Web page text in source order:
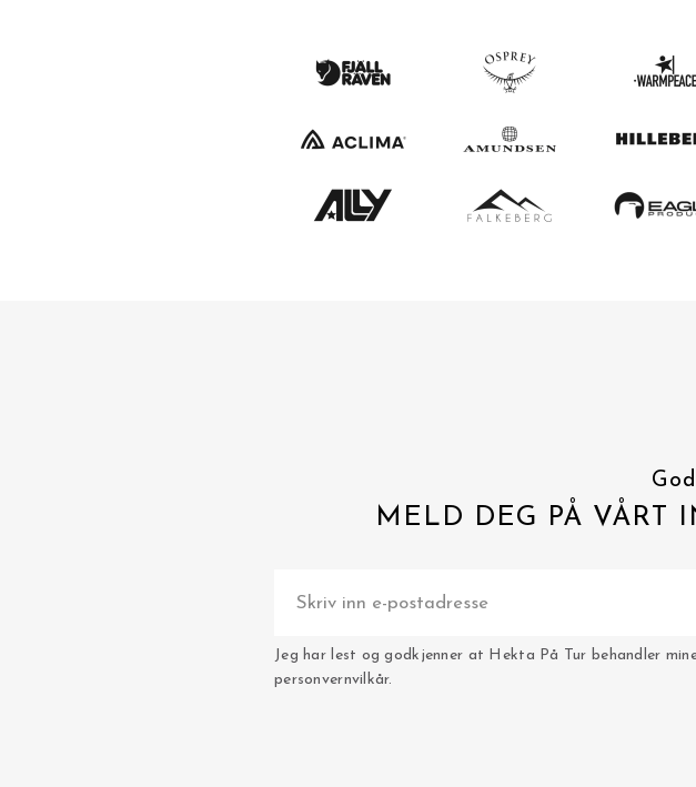
MELD DEG PÅ VÅRT
Jeg har lest og godkjenner at Hekta På Tur behandler
personvernvilkår.